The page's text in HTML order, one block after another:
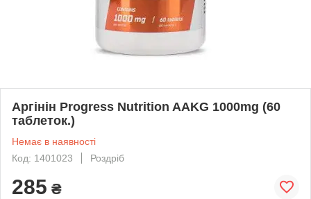
Аргінін Progress Nutrition AAKG 1000mg (60
таблеток.)
Немає в наявності
Код: 1401023
Роздріб
285 ₴